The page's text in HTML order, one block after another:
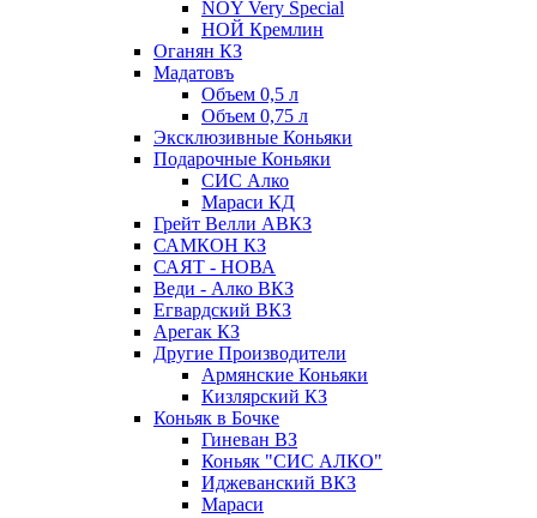
NOY Very Speсial
НОЙ Кремлин
Оганян КЗ
Мадатовъ
Объем 0,5 л
Объем 0,75 л
Эксклюзивные Коньяки
Подарочные Коньяки
СИС Алко
Мараси КД
Грейт Велли АВКЗ
САМКОН КЗ
САЯТ - НОВА
Веди - Алко ВКЗ
Егвардский ВКЗ
Арегак КЗ
Другие Производители
Армянские Коньяки
Кизлярский КЗ
Коньяк в Бочке
Гиневан ВЗ
Коньяк "СИС АЛКО"
Иджеванский ВКЗ
Мараси